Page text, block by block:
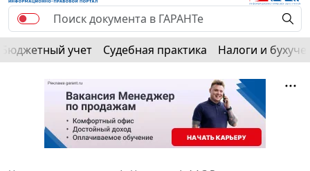
Бюджетный учет Судебная практика Налоги и